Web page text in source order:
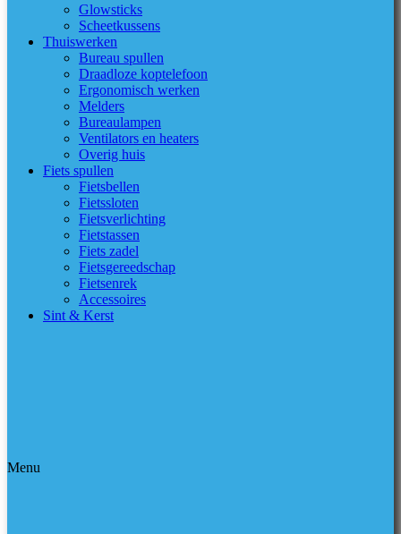
Glowsticks
Scheetkussens
Thuiswerken
Bureau spullen
Draadloze koptelefoon
Ergonomisch werken
Melders
Bureaulampen
Ventilators en heaters
Overig huis
Fiets spullen
Fietsbellen
Fietssloten
Fietsverlichting
Fietstassen
Fiets zadel
Fietsgereedschap
Fietsenrek
Accessoires
Sint & Kerst
Menu